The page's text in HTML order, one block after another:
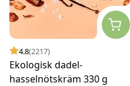
4.8(2217)
Ekologisk dadel-
hasselnötskräm 330 g